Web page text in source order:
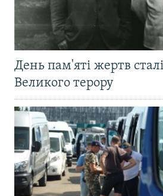
День пам'яті жертв
Великого терору